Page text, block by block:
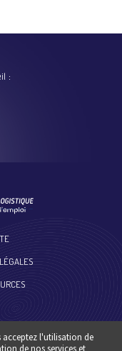
:
l'utilisation de
de nos services et